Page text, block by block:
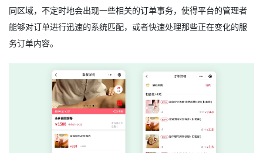
同区域，不定时地会出现一些相关的订单事务，使得平台的管理者
能够对订单进行迅速的系统匹配，或者快速处理那些正在变化的服
务订单内容。